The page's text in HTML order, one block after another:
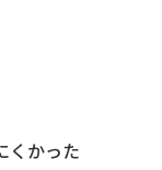
くかった